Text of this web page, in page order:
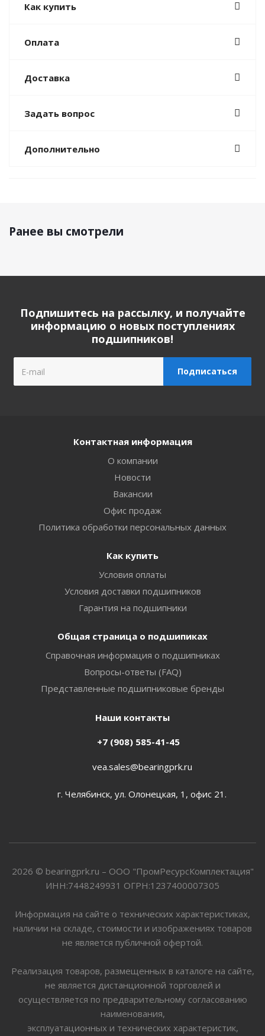
Как купить
Оплата
Доставка
Задать вопрос
Дополнительно
Ранее вы смотрели
Подпишитесь на рассылку, и получайте
информацию о новых поступлениях
подшипников!
Контактная информация
О компании
Новости
Вакансии
Офис продаж
Политика обработки персональных данных
Как купить
Условия оплаты
Условия доставки подшипников
Гарантия на подшипники
Общая страница о подшипиках
Справочная информация о подшипниках
Вопросы-ответы (FAQ)
Представленные подшипниковые бренды
Наши контакты
+7 (908) 585-41-45
vea.sales@bearingprk.ru
г. Челябинск, ул. Олонецкая, 1, офис 21.
2026 © bearingprk.ru – ООО "ПромРесурсКомплектация"
ИНН:7448249931 ОГРН:1237400007305
Информация на сайте о технических характеристиках,
наличии на складе, стоимости и изображениях товаров
не является публичной офертой.
Реализация товаров, размещенных в каталоге на сайте,
не является дистанционной торговлей и
осуществляется по предварительному согласованию
наименования,
эксплуатационных и технических характеристик,